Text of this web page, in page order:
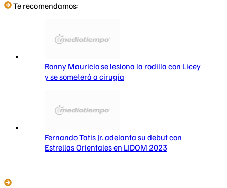
Te recomendamos:
Ronny Mauricio se lesiona la rodilla con Licey
y se someterá a cirugía
Fernando Tatis Jr. adelanta su debut con
Estrellas Orientales en LIDOM 2023